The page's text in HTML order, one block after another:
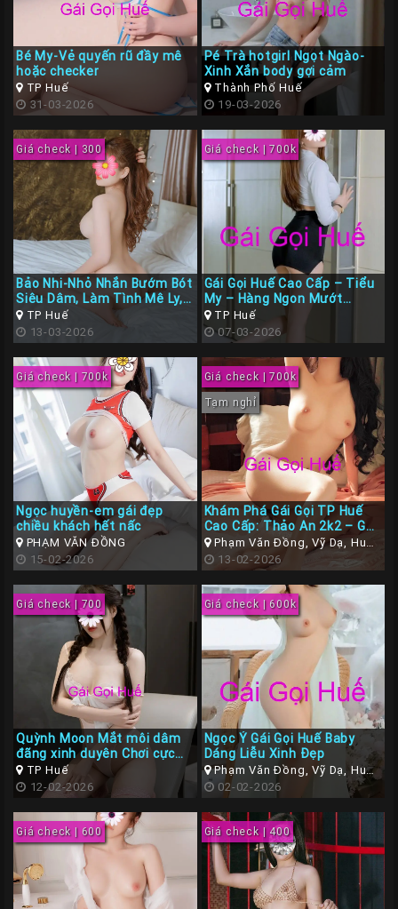
Group
Gái
Gọi
Huế
Bé My-Vẻ quyến rũ đầy mê
hoặc checker
TP Huế
31-03-2026
Pé Trà hotgirl Ngọt Ngào-
Xinh Xắn body gợi cảm
Thành Phố Huế
19-03-2026
Giá check | 300
Bảo Nhi-Nhỏ Nhắn Bướm Bót
Siêu Dâm, Làm Tình Mê Ly,
BJ cực đã
TP Huế
13-03-2026
Giá check | 700k
Gái Gọi Huế Cao Cấp – Tiểu
My – Hàng Ngon Mướt
Mượt, Dâm Nữ Rên Rĩ Nhục
Dục
TP Huế
07-03-2026
Giá check | 700k
Ngọc huyền-em gái đẹp
chiều khách hết nấc
PHẠM VĂN ĐỒNG
15-02-2026
Giá check | 700k
Tạm nghỉ
Khám Phá Gái Gọi TP Huế
Cao Cấp: Thảo An 2k2 – Gái
Xinh, Phong Cách Gái Sang,
Làm Tình Miễn Chê
Phạm Văn Đồng, Vỹ Dạ, Huế,
Thừa Thiên Huế
13-02-2026
Giá check | 700
Quỳnh Moon Mắt môi dâm
đãng xinh duyên Chơi cực
phê
TP Huế
12-02-2026
Giá check | 600k
Ngọc Ý Gái Gọi Huế Baby
Dáng Liễu Xinh Đẹp
Phạm Văn Đồng, Vỹ Dạ, Huế,
Thừa Thiên Huế
02-02-2026
Giá check | 600 Giá check | 400